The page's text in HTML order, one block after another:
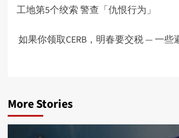
navigation
工地第5个绞索 警查「仇恨行为」
如果你领取CERB，明春要交税 — 一些
More Stories